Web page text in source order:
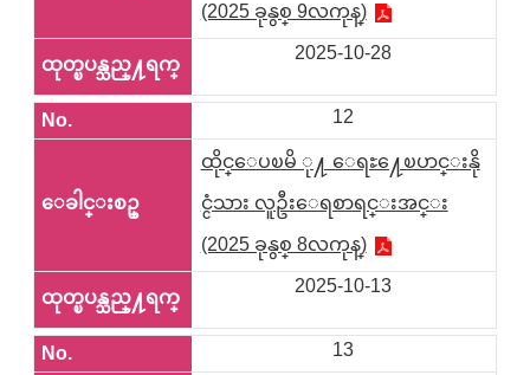
(2025 ခုနွစ္ 9လကုန္)
2025-10-28
12
ထိုင္ေပၿမိ ု႔ ေရႊ႔ေၿပာင္းနို
င္ငံသား လူဦးေရစာရင္းအင္း
(2025 ခုနွစ္ 8လကုန္)
2025-10-13
13